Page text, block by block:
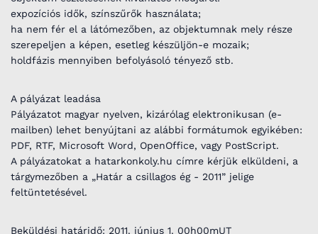
expozíciós idők, színszűrők használata;
ha nem fér el a látómezőben, az objektumnak mely része
szerepeljen a képen, esetleg készüljön-e mozaik;
holdfázis mennyiben befolyásoló tényező stb.
A pályázat leadása
Pályázatot magyar nyelven, kizárólag elektronikusan (e-
mailben) lehet benyújtani az alábbi formátumok egyikében:
PDF, RTF, Microsoft Word, OpenOffice, vagy PostScript.
A pályázatokat a hatarkonkoly.hu címre kérjük elküldeni, a
tárgymezőben a „Határ a csillagos ég - 2011” jelige
feltüntetésével.
Beküldési határidő: 2011. június 1. 00h00mUT